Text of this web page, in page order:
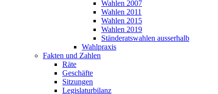
Wahlen 2007
Wahlen 2011
Wahlen 2015
Wahlen 2019
Ständeratswahlen ausserhalb
Wahlpraxis
Fakten und Zahlen
Räte
Geschäfte
Sitzungen
Legislaturbilanz